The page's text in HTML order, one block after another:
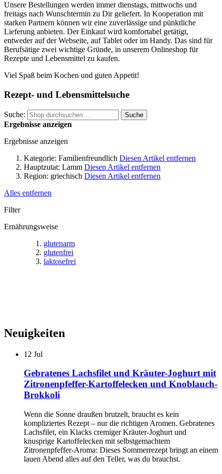
Unsere Bestellungen werden immer dienstags, mittwochs und
freitags nach Wunschtermin zu Dir geliefert. In Kooperation mit
starken Partnern können wir eine zuverlässige und pünktliche
Lieferung anbieten. Der Einkauf wird komfortabel getätigt,
entweder auf der Webseite, auf Tablet oder im Handy. Das sind für
Berufsätige zwei wichtige Gründe, in unserem Onlineshop für
Rezepte und Lebensmittel zu kaufen.
Viel Spaß beim Kochen und guten Appetit!
Rezept- und Lebensmittelsuche
Suche: Suche
Ergebnisse anzeigen
Ergebnisse anzeigen
Kategorie: Familienfreundlich Diesen Artikel entfernen
Hauptzutat: Lamm Diesen Artikel entfernen
Region: griechisch Diesen Artikel entfernen
Alles entfernen
Filter
Ernährungsweise
glutenarm
glutenfrei
laktosefrei
Neuigkeiten
12 Jul
Gebratenes Lachsfilet und Kräuter-Joghurt mit
Zitronenpfeffer-Kartoffelecken und Knoblauch-
Brokkoli
Wenn die Sonne draußen brutzelt, braucht es kein
kompliziertes Rezept – nur die richtigen Aromen. Gebratenes
Lachsfilet, ein Klacks cremiger Kräuter-Joghurt und
knusprige Kartoffelecken mit selbstgemachtem
Zitronenpfeffer-Aroma: Dieses Sommerrezept bringt an einem
lauen Abend alles auf den Teller, was du brauchst.